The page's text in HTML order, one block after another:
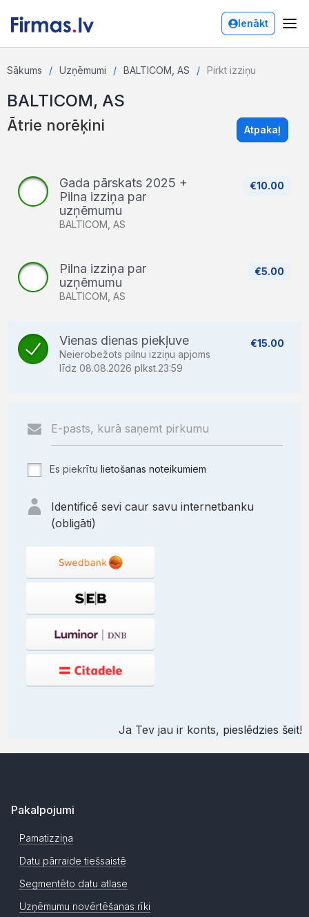
Ienākt
Sākums Uzņēmumi BALTICOM, AS Pirkt izziņu
BALTICOM, AS
Ātrie norēķini Atpakaļ
€10.00
Gada pārskats 2025 +
Pilna izziņa par
uzņēmumu
BALTICOM, AS
€5.00
Pilna izziņa par
uzņēmumu
BALTICOM, AS
€15.00
Vienas dienas piekļuve
Neierobežots pilnu izziņu apjoms
līdz 08.08.2026 plkst.23:59
Es piekrītu lietošanas noteikumiem
Identificē sevi caur savu internetbanku
(obligāti)
Ja Tev jau ir konts, pieslēdzies šeit!
Pakalpojumi
Pamatizziņa
Datu pārraide tiešsaistē
Segmentēto datu atlase
Uzņēmumu novērtēšanas rīki